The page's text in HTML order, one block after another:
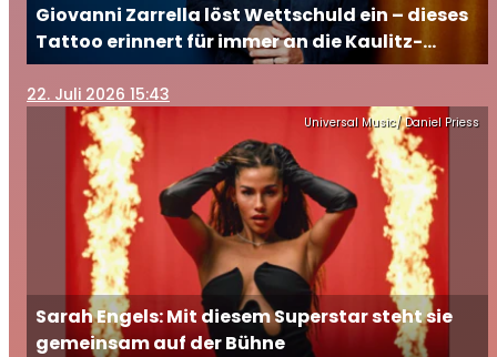
Giovanni Zarrella löst Wettschuld ein – dieses
Tattoo erinnert für immer an die Kaulitz-
Brüder
22. Juli 2026 15:43
Universal Music/ Daniel Priess
Sarah Engels: Mit diesem Superstar steht sie
gemeinsam auf der Bühne